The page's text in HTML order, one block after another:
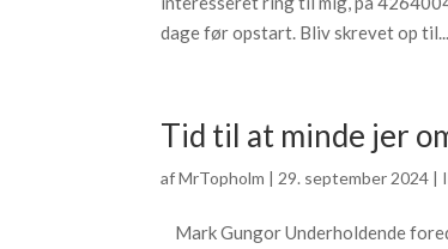
dage før opstart. Bliv skrevet op til...
Tid til at minde jer
afMrTopholm | 29. september 2024 |
Mark Gungor Underholdende